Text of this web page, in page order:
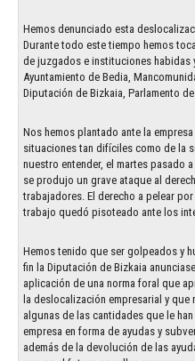
Hemos denunciado esta
Durante todo este tiempo hemos
de juzgados e instituciones habidas
Ayuntamiento de Bedia,
Diputación de Bizkaia, Parlamento
Nos hemos plantado ante la
situaciones tan difíciles como de la
nuestro entender, el martes pasado
se produjo un grave ataque al
trabajadores. El derecho a pelear
trabajo quedó pisoteado ante los
Hemos tenido que ser golpeados y
fin la Diputación de Bizkaia
aplicación de una norma foral que
la deslocalización empresarial y
algunas de las cantidades que le
empresa en forma de ayudas y
además de la devolución de las